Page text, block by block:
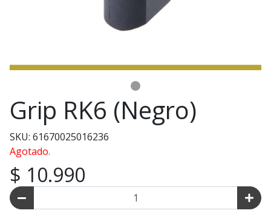
Grip RK6 (Negro)
SKU: 61670025016236
Agotado.
$ 10.990